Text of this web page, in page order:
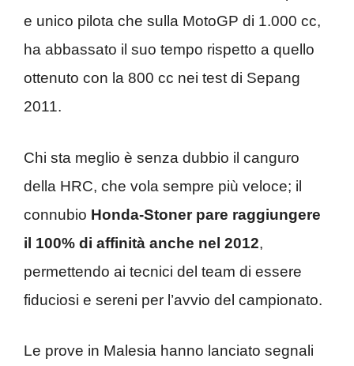
e unico pilota che sulla MotoGP di 1.000 cc,
ha abbassato il suo tempo rispetto a quello
ottenuto con la 800 cc nei test di Sepang
2011.
Chi sta meglio è senza dubbio il canguro
della HRC, che vola sempre più veloce; il
connubio Honda-Stoner pare raggiungere
il 100% di affinità anche nel 2012,
permettendo ai tecnici del team di essere
fiduciosi e sereni per l’avvio del campionato.
Le prove in Malesia hanno lanciato segnali